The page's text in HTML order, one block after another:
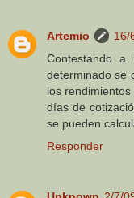
Artemio
16/
Contestando
determinado se
los
días de
se pueden
Responder